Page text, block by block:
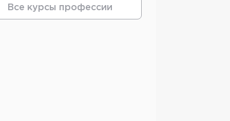
Все курсы профессии